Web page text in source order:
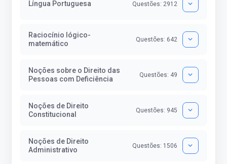
Língua Portuguesa Questões: 2912
Raciocínio lógico-
matemático
Questões: 642
Noções sobre o Direito das
Pessoas com Deficiência
Questões: 49
Noções de Direito
Constitucional
Questões: 945
Noções de Direito
Administrativo
Questões: 1506